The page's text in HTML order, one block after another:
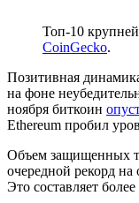
Топ-10
CoinGecko.
Позитивная
на фоне
ноября биткоин
Ethereum пробил
Объем защищенных
очередной рекорд на
Это составляет